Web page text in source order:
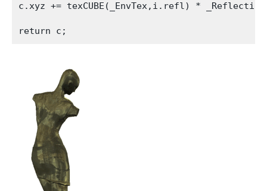
c.xyz += texCUBE(_EnvTex,i.refl) *